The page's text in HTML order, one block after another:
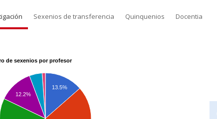
Sexenios de transferencia Quinquenios Docentia
de sexenios por profesor
13.5%
12.2%